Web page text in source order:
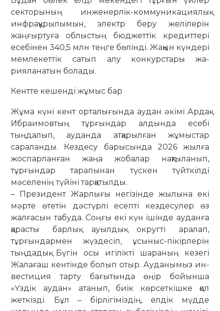
секторының инженерлік-ком­му­ни­кациялық
инфрақұрылымын, электр беру желілерін
жаңғыртуға об­лыс­­тың бюджеттік кредиттері
есебінен 340,5 млн теңге бөлінді. Жақын күндері
мем­­ле­кеттік сатып алу конкурстары жа­­
рияланатын болады.
Кентте кешенді жұмыс бар
Жұма күні кент орталығында аудан әкімі Ардақ
Ибраимовтың тұр­ғын­дар алдында есебі
тыңдалып, ауданда атқарылған жұмыстар
сараланды. Кез­десу бары­сында 2026 жылға
жос­пар­ланған жаңа жобалар нақ­тыланып,
тұрғындар тарапынан түскен түйткілді
мәселенің түйіні тарқатылды.
– Президент Жарлығы негізінде жылына екі
мәрте өтетін дәстүрлі есеп­ті кездесулер өз
жалғасын табу­да. Соңғы екі күн ішінде ауданға
қа­­рас­ты барлық ауылдық округті ара­лап,
тұрғындармен жүздесіп, ұсы­ныс-пікірлерін
тыңдадық. Бүгін осы игі­лікті шараның кезегі
Жалағаш кен­тін­де болып отыр. Ауданымыз ин­
вес­­тиция тарту бағытында өңір бо­йын­ша
«Үздік аудан» атанып, биік көр­сеткішке қол
жеткізді. Бұл – бір­лі­гі­міздің, елдік мүдде